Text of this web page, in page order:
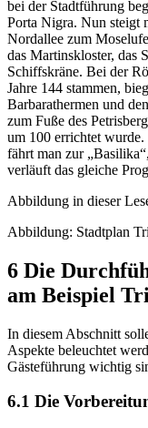
bei der Stadtführung
Porta Nigra. Nun steigt
Nordallee zum
das Martinskloster, das
Schiffskräne. Bei der
Jahre 144 stammen,
Barbarathermen und
zum Fuße des
um 100 errichtet
fährt man zur
verläuft das gleiche
Abbildung in dieser
Abbildung: Stadtplan
6 Die
am Beispiel
In diesem Abschnitt
Aspekte beleuchtet
Gästeführung wichtig
6.1 Die